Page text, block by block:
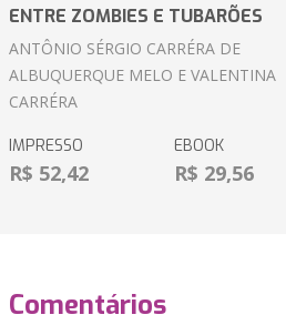
ENTRE ZOMBIES E TUBARÕES
ANTÔNIO SÉRGIO CARRÉRA DE
ALBUQUERQUE MELO E VALENTINA
CARRÉRA
IMPRESSO
R$ 52,42
EBOOK
R$ 29,56
Comentários